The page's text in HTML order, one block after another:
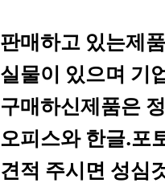
판매하고 있는제
실물이 있으며 기
구매하신제품은
오피스와 한글.포
견적 주시면 성심